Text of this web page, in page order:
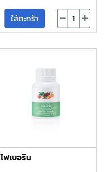
ใส่ตะกร้า
ไฟเบอรีน